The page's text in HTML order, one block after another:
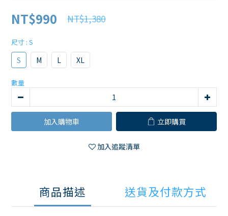
NT$990 NT$1,380
尺寸 : S
S M L XL
數量
加入購物車 立即購買
加入追蹤清單
商品描述 送貨及付款方式